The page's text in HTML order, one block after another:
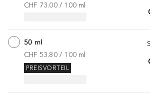
CHF 73.00 / 100 ml
50 ml
CHF 53.80 / 100 ml
PREISVORTEIL